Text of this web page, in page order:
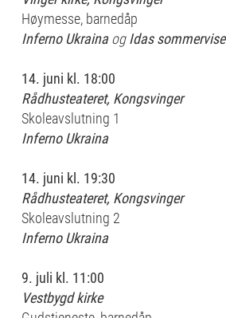
Høymesse, barnedåp
Inferno UkrainaogIdas sommervise
14. juni kl. 18:00
Rådhusteateret, Kongsvinger
Skoleavslutning 1
Inferno Ukraina
14. juni kl. 19:30
Rådhusteateret, Kongsvinger
Skoleavslutning 2
Inferno Ukraina
9. juli kl. 11:00
Vestbygd kirke